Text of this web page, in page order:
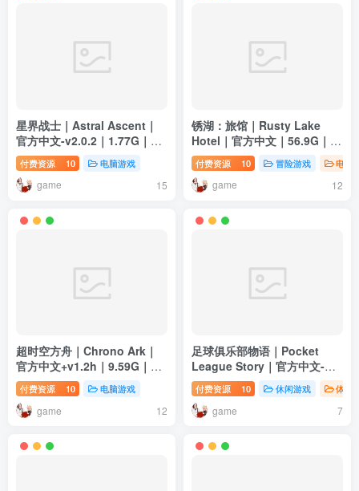
星界战士｜Astral Ascent｜
官方中文-v2.0.2｜1.77G｜免
安装
付费资源 10 电脑游戏
game 15
锈湖：旅馆｜Rusty Lake
Hotel｜官方中文｜56.9G｜免
安装
付费资源 10 冒险游戏 电脑
game 12
超时空方舟｜Chrono Ark｜
官方中文+v1.2h｜9.59G｜免
安装
付费资源 10 电脑游戏
game 12
足球俱乐部物语｜Pocket
League Story｜官方中文-
Build.14505472｜84.6M｜免
安装
付费资源 10 休闲游戏 体育
game 7